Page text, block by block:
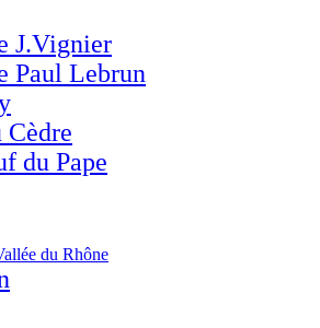
J.Vignier
Paul Lebrun
Cèdre
du Pape
du Rhône